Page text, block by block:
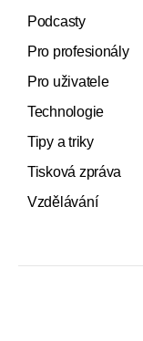
Podcasty
Pro profesionály
Pro uživatele
Technologie
Tipy a triky
Tisková zpráva
Vzdělávání